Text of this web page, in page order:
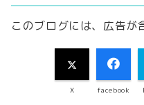
このブログには、広告が
X facebook